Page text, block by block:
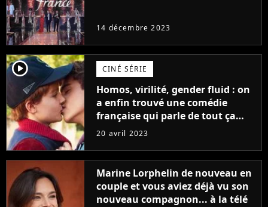
14 décembre 2023
player2 CINÉ SÉRIE
Homos, virilité, gender fluid : on
a enfin trouvé une comédie
française qui parle de tout ça
sans être super ringarde
20 avril 2023
Marine Lorphelin de nouveau en
couple et vous aviez déjà vu son
nouveau compagnon... à la télé